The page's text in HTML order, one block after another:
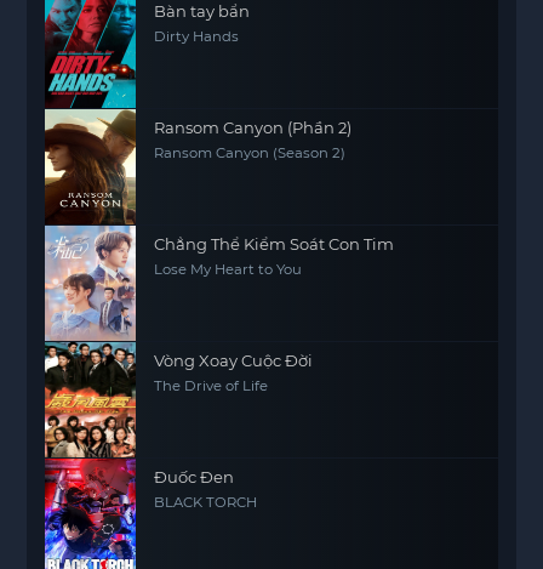
Bàn tay bẩn
Dirty Hands
Ransom Canyon (Phần 2)
Ransom Canyon (Season 2)
Chẳng Thể Kiểm Soát Con Tim
Lose My Heart to You
Vòng Xoay Cuộc Đời
The Drive of Life
Đuốc Đen
BLACK TORCH